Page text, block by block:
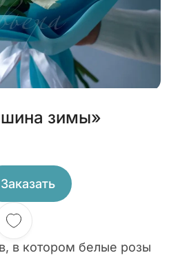
зимы»
Заказать
в котором белые розы